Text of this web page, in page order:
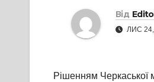
Від
ЛИС
Рішенням Черкаської